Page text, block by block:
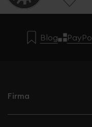
Blog PayPo
Firma